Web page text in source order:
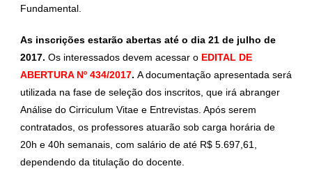
Fundamental.
As inscrições estarão abertas até o dia 21 de julho de
2017. Os interessados devem acessar o EDITAL DE
ABERTURA Nº 434/2017. A documentação apresentada será
utilizada na fase de seleção dos inscritos, que irá abranger
Análise do Cirriculum Vitae e Entrevistas. Após serem
contratados, os professores atuarão sob carga horária de
20h e 40h semanais, com salário de até R$ 5.697,61,
dependendo da titulação do docente.